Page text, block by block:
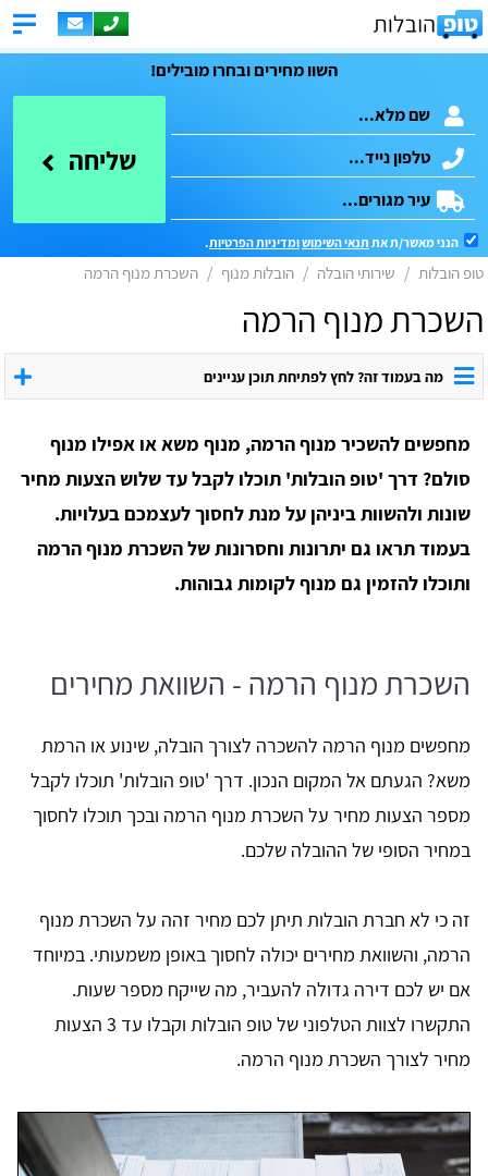
השוו מחירים ובחרו מובילים!
שליחה
הנני מאשר/ת את תנאי השימושומדיניות הפרטיות.
טופ הובלות שירותי הובלה הובלות מנוף השכרת מנוף הרמה
השכרת מנוף הרמה
מה בעמוד זה? לחץ לפתיחת תוכן עניינים
מחפשים להשכיר מנוף הרמה, מנוף משא או אפילו מנוף
סולם? דרך 'טופ הובלות' תוכלו לקבל עד שלוש הצעות מחיר
שונות ולהשוות ביניהן על מנת לחסוך לעצמכם בעלויות.
בעמוד תראו גם יתרונות וחסרונות של השכרת מנוף הרמה
ותוכלו להזמין גם מנוף לקומות גבוהות.
השכרת מנוף הרמה - השוואת מחירים
מחפשים מנוף הרמה להשכרה לצורך הובלה, שינוע או הרמת
משא? הגעתם אל המקום הנכון. דרך 'טופ הובלות' תוכלו לקבל
מספר הצעות מחיר על השכרת מנוף הרמה ובכך תוכלו לחסוך
במחיר הסופי של ההובלה שלכם.
זה כי לא חברת הובלות תיתן לכם מחיר זהה על השכרת מנוף
הרמה, והשוואת מחירים יכולה לחסוך באופן משמעותי. במיוחד
אם יש לכם דירה גדולה להעביר, מה שייקח מספר שעות.
התקשרו לצוות הטלפוני של טופ הובלות וקבלו עד 3 הצעות
מחיר לצורך השכרת מנוף הרמה.